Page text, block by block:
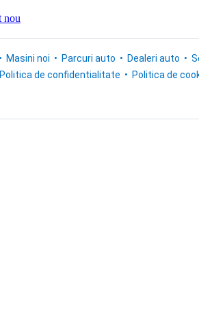
nou
Masini noi Parcuri auto Dealeri auto
Politica de confidentialitate Politica de